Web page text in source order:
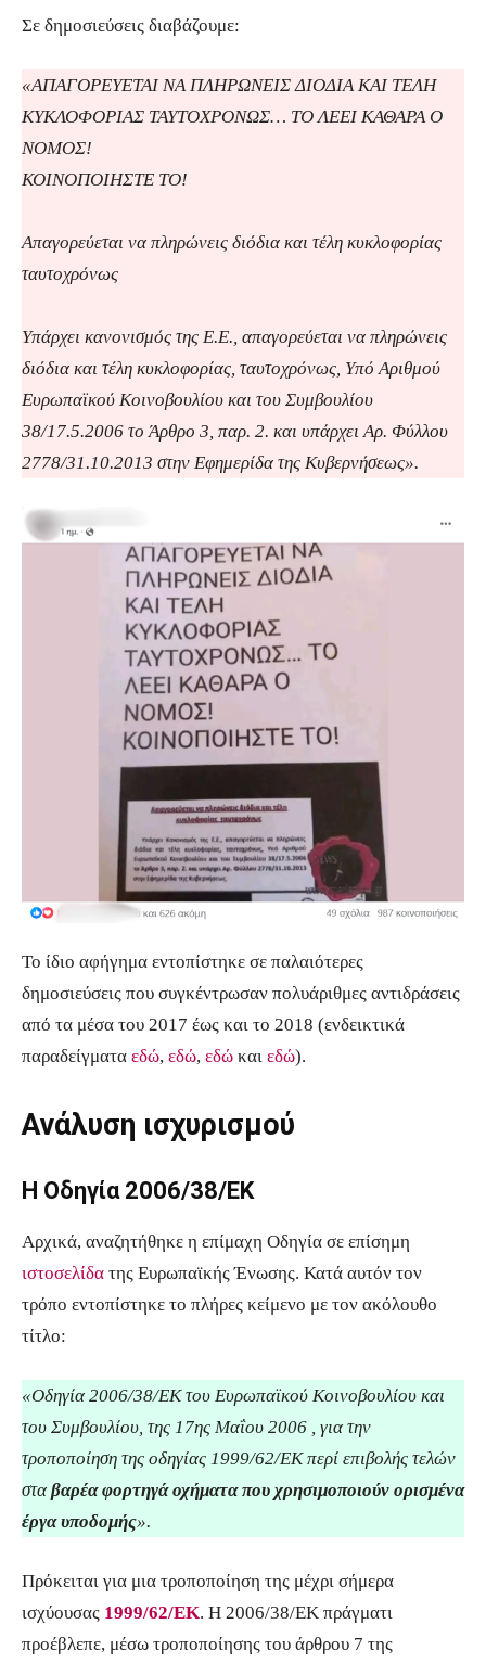
Σε δημοσιεύσεις διαβάζουμε:
«ΑΠΑΓΟΡΕΥΕΤΑΙ ΝΑ ΠΛΗΡΩΝΕΙΣ ΔΙΟΔΙΑ ΚΑΙ ΤΕΛΗ
ΚΥΚΛΟΦΟΡΙΑΣ ΤΑΥΤΟΧΡΟΝΩΣ… ΤΟ ΛΕΕΙ ΚΑΘΑΡΑ Ο
ΝΟΜΟΣ!
ΚΟΙΝΟΠΟΙΗΣΤΕ ΤΟ!
Απαγορεύεται να πληρώνεις διόδια και τέλη κυκλοφορίας
ταυτοχρόνως
Υπάρχει κανονισμός της Ε.Ε., απαγορεύεται να πληρώνεις
διόδια και τέλη κυκλοφορίας, ταυτοχρόνως, Υπό Αριθμού
Ευρωπαϊκού Κοινοβουλίου και του Συμβουλίου
38/17.5.2006 το Άρθρο 3, παρ. 2. και υπάρχει Αρ. Φύλλου
2778/31.10.2013 στην Εφημερίδα της Κυβερνήσεως».
Το ίδιο αφήγημα εντοπίστηκε σε παλαιότερες
δημοσιεύσεις που συγκέντρωσαν πολυάριθμες αντιδράσεις
από τα μέσα του 2017 έως και το 2018 (ενδεικτικά
παραδείγματα εδώ, εδώ, εδώ και εδώ).
Ανάλυση ισχυρισμού
Η Οδηγία 2006/38/ΕΚ
Αρχικά, αναζητήθηκε η επίμαχη Οδηγία σε επίσημη
ιστοσελίδα της Ευρωπαϊκής Ένωσης. Κατά αυτόν τον
τρόπο εντοπίστηκε το πλήρες κείμενο με τον ακόλουθο
τίτλο:
«Οδηγία 2006/38/ΕΚ του Ευρωπαϊκού Κοινοβουλίου και
του Συμβουλίου, της 17ης Μαΐου 2006 , για την
τροποποίηση της οδηγίας 1999/62/ΕΚ περί επιβολής τελών
στα βαρέα φορτηγά οχήματα που χρησιμοποιούν ορισμένα
έργα υποδομής».
Πρόκειται για μια τροποποίηση της μέχρι σήμερα
ισχύουσας 1999/62/ΕΚ. Η 2006/38/ΕΚ πράγματι
προέβλεπε, μέσω τροποποίησης του άρθρου 7 της